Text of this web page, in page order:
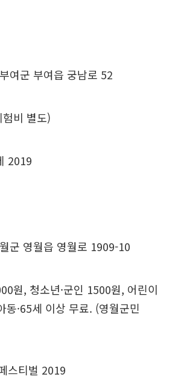
여군 부여읍 궁남로 52
비 별도)
2019
군 영월읍 영월로 1909-10
원, 청소년·군인 1500원, 어린이
동·65세 이상 무료. (영월군민
스티벌 2019